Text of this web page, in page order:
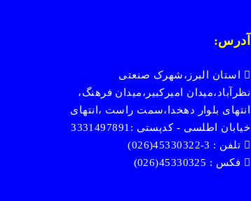
آدرس:
استان البرز،شهرک صنعتی
نظرآباد،میدان امیرکبیر،میدان فرهنگ،
انتهای بلوار دهخدا،سمت راست ،انتهای
خیابان اطلسی - کدپستی :3331497891
تلفن : 3-45330322(026)
فکس : 45330325(026)